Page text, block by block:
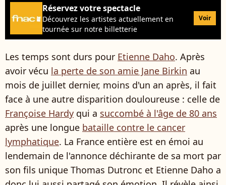
Réservez votre spectacle
Découvrez les artistes actuellement en
tournée sur notre billetterie
Voir
Les temps sont durs pour Etienne Daho. Après
avoir vécu la perte de son amie Jane Birkin au
mois de juillet dernier, moins d'un an après, il fait
face à une autre disparition douloureuse : celle de
Françoise Hardy qui a succombé à l'âge de 80 ans
après une longue bataille contre le cancer
lymphatique. La France entière est en émoi au
lendemain de l'annonce déchirante de sa mort par
son fils unique Thomas Dutronc et Etienne Daho a